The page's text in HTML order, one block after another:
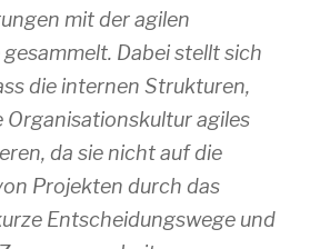
mit der agilen
Dabei stellt sich
die internen Strukturen,
Organisationskultur agiles
da sie nicht auf die
Projekten durch das
Entscheidungswege und